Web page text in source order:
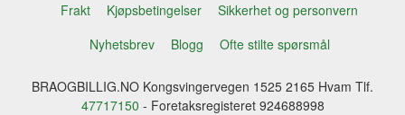
Frakt Kjøpsbetingelser
Sikkerhet og personvern
Nyhetsbrev
Blogg Ofte stilte spørsmål
BRAOGBILLIG.NO Kongsvingervegen 1525 2165 Hvam Tlf.
47717150 - Foretaksregisteret 924688998